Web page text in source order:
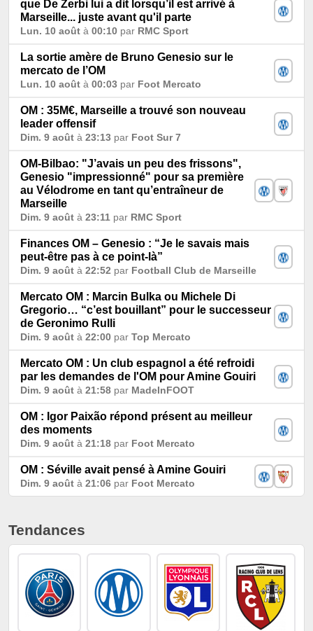
que De Zerbi lui a dit lorsqu’il est arrivé à
Marseille... juste avant qu'il parte
Lun. 10 août à 00:10 par RMC Sport
La sortie amère de Bruno Genesio sur le
mercato de l’OM
Lun. 10 août à 00:03 par Foot Mercato
OM : 35M€, Marseille a trouvé son nouveau
leader offensif
Dim. 9 août à 23:13 par Foot Sur 7
OM-Bilbao: "J’avais un peu des frissons",
Genesio "impressionné" pour sa première
au Vélodrome en tant qu’entraîneur de
Marseille
Dim. 9 août à 23:11 par RMC Sport
Finances OM – Genesio : “Je le savais mais
peut-être pas à ce point-là”
Dim. 9 août à 22:52 par Football Club de Marseille
Mercato OM : Marcin Bulka ou Michele Di
Gregorio… “c’est bouillant” pour le successeur
de Geronimo Rulli
Dim. 9 août à 22:00 par Top Mercato
Mercato OM : Un club espagnol a été refroidi
par les demandes de l'OM pour Amine Gouiri
Dim. 9 août à 21:58 par MadeInFOOT
OM : Igor Paixão répond présent au meilleur
des moments
Dim. 9 août à 21:18 par Foot Mercato
OM : Séville avait pensé à Amine Gouiri
Dim. 9 août à 21:06 par Foot Mercato
Tendances